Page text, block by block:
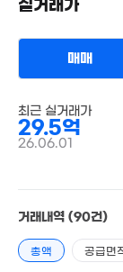
105m²
40억
191m²
실거래가
매매
최근 실거래가
29.5억
26.06.01
거래내역 (90건)
총액 공급면